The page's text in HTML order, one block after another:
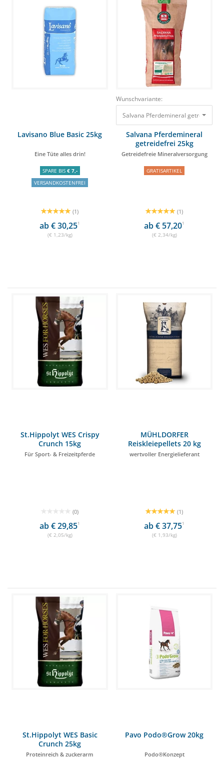
Lavisano Blue Basic 25kg
Eine Tüte alles drin!
SPARE BIS € 7,-
VERSANDKOSTENFREI
(1)
ab € 30,251
(€ 1,23/kg)
Wunschvariante:
Salvana Pferdemineral
getreidefrei 25kg
Getreidefreie Mineralversorgung
GRATISARTIKEL
(1)
ab € 57,201
(€ 2,34/kg)
St.Hippolyt WES Crispy
Crunch 15kg
Für Sport- & Freizeitpferde
(0)
ab € 29,851
(€ 2,05/kg)
MÜHLDORFER
Reiskleiepellets 20 kg
wertvoller Energielieferant
(1)
ab € 37,751
(€ 1,93/kg)
St.Hippolyt WES Basic
Crunch 25kg
Proteinreich & zuckerarm
Pavo Podo®Grow 20kg
Podo®Konzept